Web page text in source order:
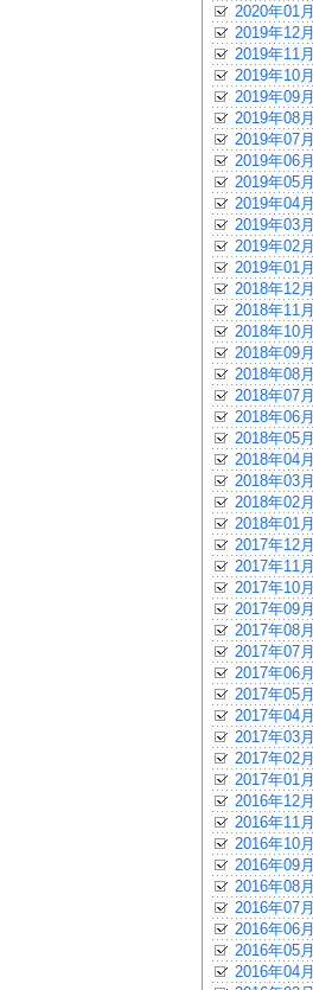
2020年01月
2019年12月
2019年11月
2019年10月
2019年09月
2019年08月
2019年07月
2019年06月
2019年05月
2019年04月
2019年03月
2019年02月
2019年01月
2018年12月
2018年11月
2018年10月
2018年09月
2018年08月
2018年07月
2018年06月
2018年05月
2018年04月
2018年03月
2018年02月
2018年01月
2017年12月
2017年11月
2017年10月
2017年09月
2017年08月
2017年07月
2017年06月
2017年05月
2017年04月
2017年03月
2017年02月
2017年01月
2016年12月
2016年11月
2016年10月
2016年09月
2016年08月
2016年07月
2016年06月
2016年05月
2016年04月